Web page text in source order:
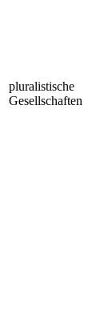
pluralistische
Gesellschaften